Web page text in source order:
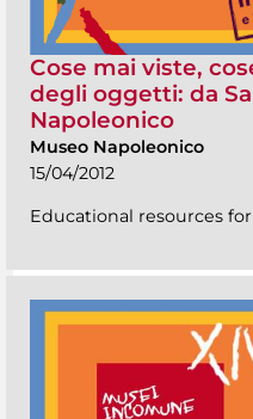
Cose mai viste,
degli oggetti: da
Napoleonico
Museo Napoleonico
15/04/2012
Educational resources